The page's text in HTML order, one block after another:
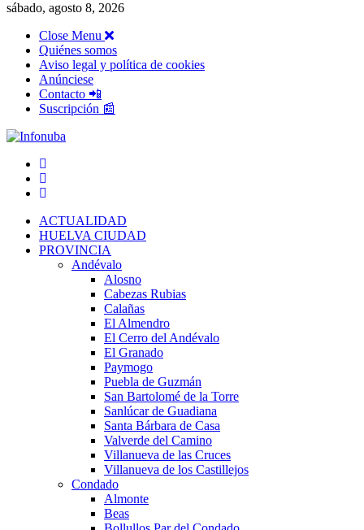
sábado, agosto 8, 2026
Close Menu
Quiénes somos
Aviso legal y política de cookies
Anúnciese
Contacto 📲
Suscripción 📰
ACTUALIDAD
HUELVA CIUDAD
PROVINCIA
Andévalo
Alosno
Cabezas Rubias
Calañas
El Almendro
El Cerro del Andévalo
El Granado
Paymogo
Puebla de Guzmán
San Bartolomé de la Torre
Sanlúcar de Guadiana
Santa Bárbara de Casa
Valverde del Camino
Villanueva de las Cruces
Villanueva de los Castillejos
Condado
Almonte
Beas